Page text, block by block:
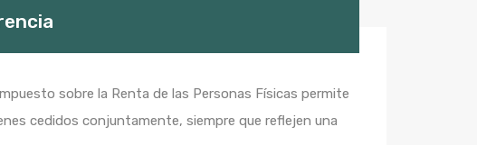
sobre la Renta de las Personas Físicas permite
cedidos conjuntamente, siempre que reflejen una